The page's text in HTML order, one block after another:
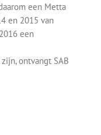
een Metta
en 2015 van
een
ontvangt SAB